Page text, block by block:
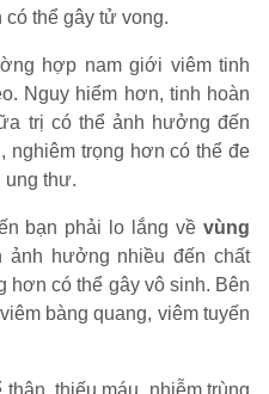
có thể gây tử vong.
hợp nam giới viêm tinh
Nguy hiểm hơn, tinh hoàn
trị có thể ảnh hưởng đến
nghiêm trọng hơn có thể đe
ung thư.
bạn phải lo lắng vềvùng
ảnh hưởng nhiều đến chất
hơn có thể gây vô sinh. Bên
bàng quang, viêm tuyến
thận, thiếu máu, nhiễm trùng